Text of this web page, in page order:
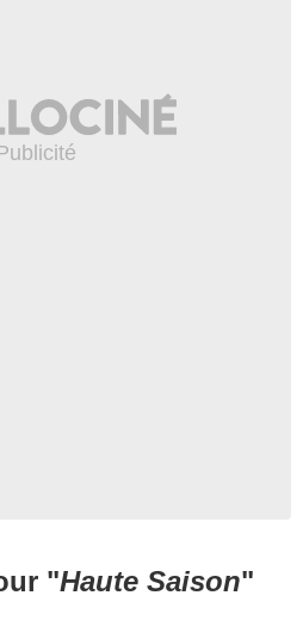
"Haute Saison"